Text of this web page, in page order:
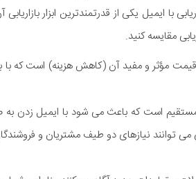
با ایمیل یکی از قدرتمندترین ابزار
مقایسه کنید.
قیمت مؤثر و مفید آن (کاهش هزینه) است که
است که باعث می شود با ایمیل زدن به
می توانند نیازهای دو طیف مشتریان و